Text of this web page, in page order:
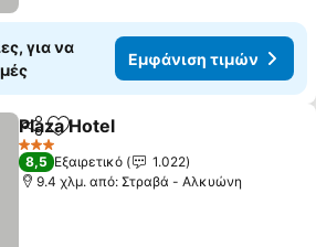
για να
Εμφάνιση τιμών
Κοινοποίηση
Προσθήκη στα αγαπημένα
Plaza Hotel
3 Αστέρια
8,5 Εξαιρετικό
1.022
9.4 χλμ. από: Στραβά - Αλκυώνη